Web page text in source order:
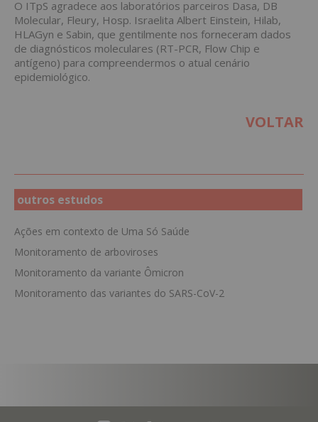
O ITpS agradece aos laboratórios parceiros Dasa, DB
Molecular, Fleury, Hosp. Israelita Albert Einstein, Hilab,
HLAGyn e Sabin, que gentilmente nos forneceram dados
de diagnósticos moleculares (RT-PCR, Flow Chip e
antígeno) para compreendermos o atual cenário
epidemiológico.
VOLTAR
outros estudos
Ações em contexto de Uma Só Saúde
Monitoramento de arboviroses
Monitoramento da variante Ômicron
Monitoramento das variantes do SARS-CoV-2